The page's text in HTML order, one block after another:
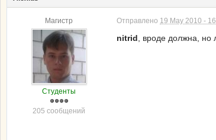
Магистр
Студенты
205 сообщений
Отправлено 19 May 2010 -
nitrid , вроде должна, но